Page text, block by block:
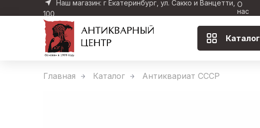
Наш магазин: г Екатеринбург, ул. Сакко и Ванцетти,
100
О
нас
Каталог
Главная Каталог Антиквариат СССР